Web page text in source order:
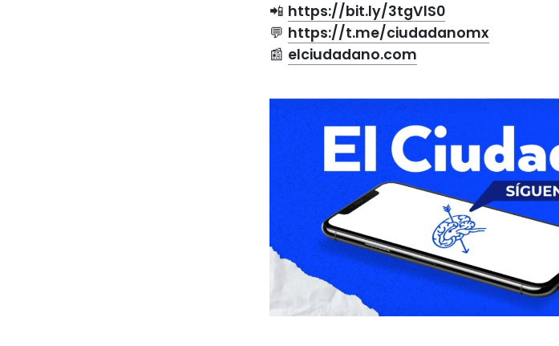
📲 https://bit.ly/3tgVlS0
💬 https://t.me/ciudadanomx
📰 elciudadano.com